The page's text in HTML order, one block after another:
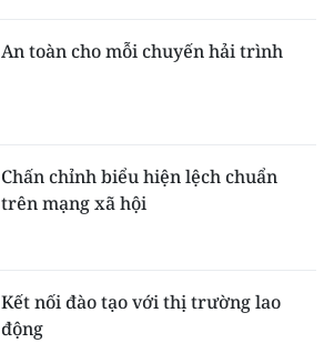
An toàn cho mỗi chuyến hải trình
Chấn chỉnh biểu hiện lệch chuẩn
trên mạng xã hội
Kết nối đào tạo với thị trường lao
động